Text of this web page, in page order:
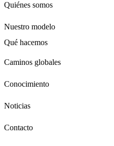
Quiénes somos
Nuestro modelo
Qué hacemos
Jóvenes
Adultos
Conservación
Caminos globales
Conocimiento
Noticias
Contacto